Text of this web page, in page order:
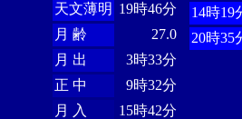
天文薄明 19時46分
月 齢
27.0
月 出
3時33分
正 中
9時32分
月 入
15時42分
14時19
20時35